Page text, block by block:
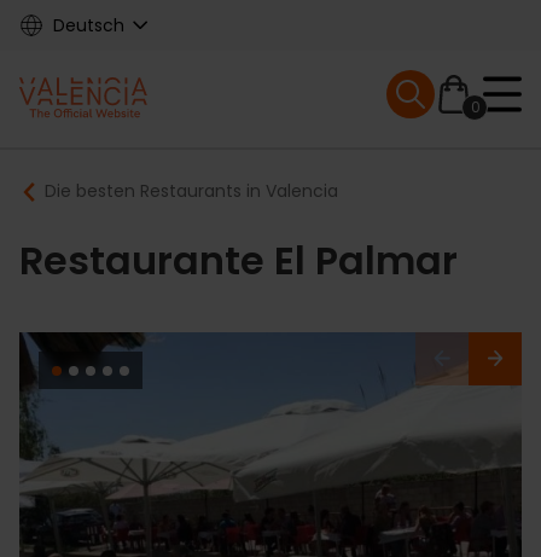
Skip
content
Deutsch
Main
navigation
0
Mobile menu
Breadcrumb
Die besten Restaurants in Valencia
Restaurante El Palmar